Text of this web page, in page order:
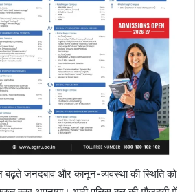
जनदबाव और कानून-व्यवस्था की स्थिति को